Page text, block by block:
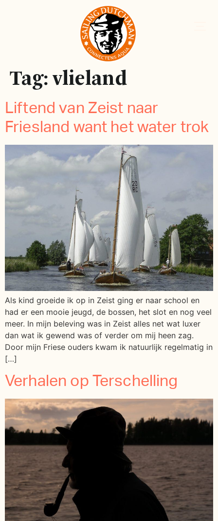
Tag:vlieland
Liftend van Zeist naar
Friesland want het water trok
Als kind groeide ik op in Zeist ging er naar school en
had er een mooie jeugd, de bossen, het slot en nog veel
meer. In mijn beleving was in Zeist alles net wat luxer
dan wat ik gewend was of verder om mij heen zag.
Door mijn Friese ouders kwam ik natuurlijk regelmatig in
[…]
Verhalen op Terschelling